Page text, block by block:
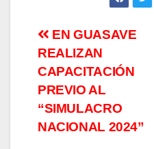
Navegación
de
entradas
EN GUASAVE
REALIZAN
CAPACITACIÓN
PREVIO AL
“SIMULACRO
NACIONAL 2024”